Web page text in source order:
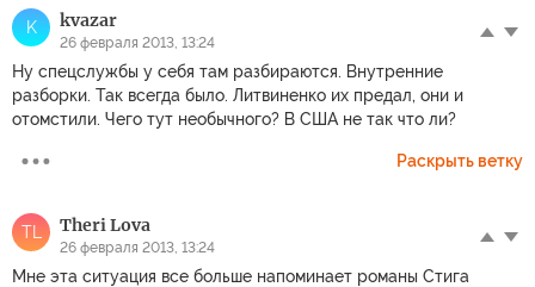
K kvazar
26 февраля 2013, 13:24
Ну спецслужбы у себя там разбираются. Внутренние
разборки. Так всегда было. Литвиненко их предал, они и
отомстили. Чего тут необычного? В США не так что ли?
Раскрыть ветку
TL Theri Lova
26 февраля 2013, 13:24
Мне эта ситуация все больше напоминает романы Стига